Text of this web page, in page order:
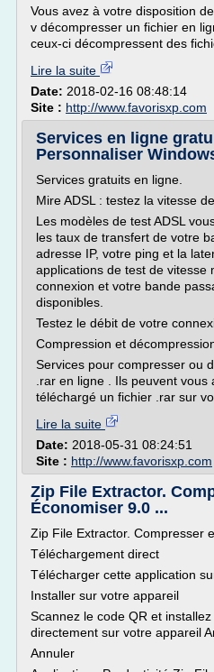
Vous avez à votre disposition
v décompresser un fichier en
ceux-ci décompressent des
Lire la suite
Date: 2018-02-16 08:48:14
Site : http://www.favorisxp.com
Services en ligne
Personnaliser
Services gratuits en ligne.
Mire ADSL : testez la vitesse
Les modèles de test ADSL
les taux de transfert de votre
adresse IP, votre ping et la
applications de test de vitesse
connexion et votre bande
disponibles.
Testez le débit de votre
Compression et
Services pour compresser ou
.rar en ligne . Ils peuvent vous
téléchargé un fichier .rar sur
Lire la suite
Date: 2018-05-31 08:24:51
Site : http://www.favorisxp.com
Zip File Extractor.
Économiser 9.0 ...
Zip File Extractor. Compresser
Téléchargement direct
Télécharger cette application
Installer sur votre appareil
Scannez le code QR et
directement sur votre appareil
Annuler